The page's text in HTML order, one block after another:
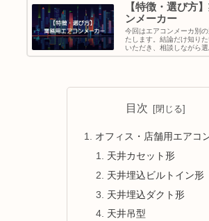
【特徴・選び方
ンメーカー
今回はエアコンメーカ別
たします。結論だけ知り
いただき、相談しながら
お気軽にお問い合わせく
目次
オフィス・店舗用エアコ
天井カセット形
天井埋込ビルトイン形
天井埋込ダクト形
天井吊型